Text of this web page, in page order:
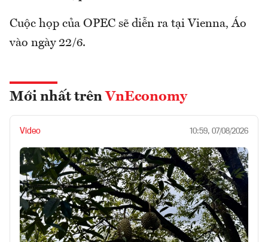
Cuộc họp của OPEC sẽ diễn ra tại Vienna, Áo
vào ngày 22/6.
Mới nhất trên VnEconomy
Video 10:59, 07/08/2026